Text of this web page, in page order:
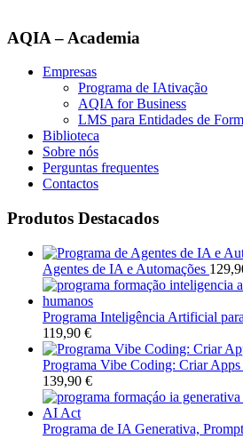
AQIA – Academia
Empresas
Programa de IAtivação
AQIA for Business
LMS para Entidades de
Biblioteca
Sobre nós
Perguntas frequentes
Contactos
Produtos Destacados
Agentes de IA e Automações
Programa Inteligência Artificial
119,90 €
Programa Vibe Coding: Criar Apps
139,90 €
Programa de IA Generativa,